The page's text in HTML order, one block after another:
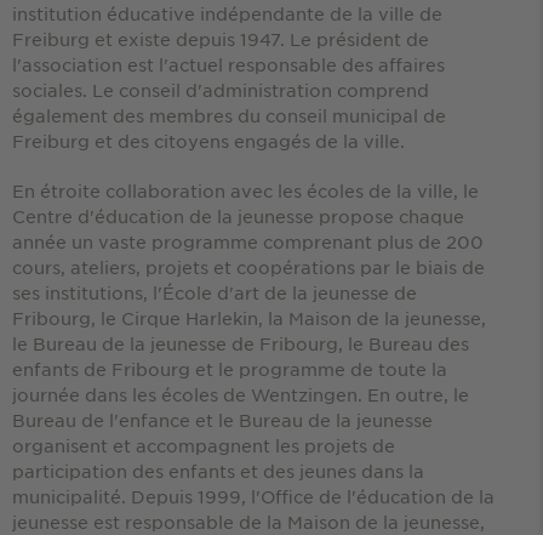
institution éducative indépendante de la ville de
Freiburg et existe depuis 1947. Le président de
l'association est l'actuel responsable des affaires
sociales. Le conseil d'administration comprend
également des membres du conseil municipal de
Freiburg et des citoyens engagés de la ville.
En étroite collaboration avec les écoles de la ville, le
Centre d'éducation de la jeunesse propose chaque
année un vaste programme comprenant plus de 200
cours, ateliers, projets et coopérations par le biais de
ses institutions, l'École d'art de la jeunesse de
Fribourg, le Cirque Harlekin, la Maison de la jeunesse,
le Bureau de la jeunesse de Fribourg, le Bureau des
enfants de Fribourg et le programme de toute la
journée dans les écoles de Wentzingen. En outre, le
Bureau de l'enfance et le Bureau de la jeunesse
organisent et accompagnent les projets de
participation des enfants et des jeunes dans la
municipalité. Depuis 1999, l'Office de l'éducation de la
jeunesse est responsable de la Maison de la jeunesse,